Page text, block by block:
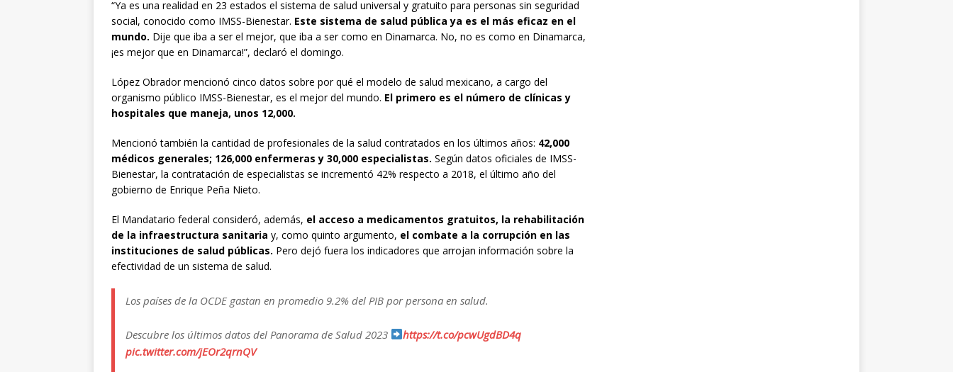
“Ya es una realidad en 23 estados el sistema de salud universal y gratuito para personas sin seguridad
social, conocido como IMSS-Bienestar. Este sistema de salud pública ya es el más eficaz en el
mundo. Dije que iba a ser el mejor, que iba a ser como en Dinamarca. No, no es como en Dinamarca,
¡es mejor que en Dinamarca!”, declaró el domingo.
López Obrador mencionó cinco datos sobre por qué el modelo de salud mexicano, a cargo del
organismo público IMSS-Bienestar, es el mejor del mundo. El primero es el número de clínicas y
hospitales que maneja, unos 12,000.
Mencionó también la cantidad de profesionales de la salud contratados en los últimos años: 42,000
médicos generales; 126,000 enfermeras y 30,000 especialistas. Según datos oficiales de IMSS-
Bienestar, la contratación de especialistas se incrementó 42% respecto a 2018, el último año del
gobierno de Enrique Peña Nieto.
El Mandatario federal consideró, además, el acceso a medicamentos gratuitos, la rehabilitación
de la infraestructura sanitaria y, como quinto argumento, el combate a la corrupción en las
instituciones de salud públicas. Pero dejó fuera los indicadores que arrojan información sobre la
efectividad de un sistema de salud.
Los países de la OCDE gastan en promedio 9.2% del PIB por persona en salud.
Descubre los últimos datos del Panorama de Salud 2023
https://t.co/pcwUgdBD4q
pic.twitter.com/jEOr2qrnQV